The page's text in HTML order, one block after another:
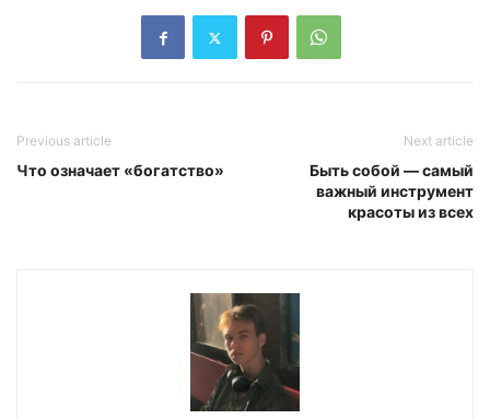
Previous article
Что означает «богатство»
Next article
Быть собой — самый
важный инструмент
красоты из всех